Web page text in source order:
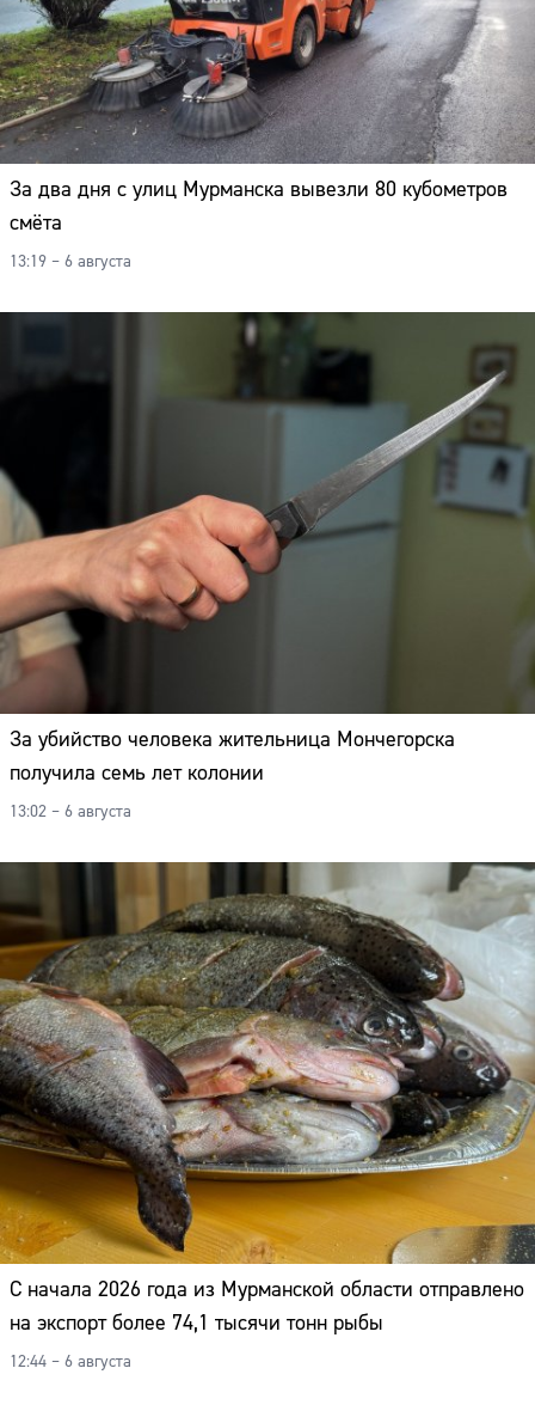
За два дня с улиц Мурманска вывезли 80 кубометров
смёта
13:19 – 6 августа
За убийство человека жительница Мончегорска
получила семь лет колонии
13:02 – 6 августа
С начала 2026 года из Мурманской области отправлено
на экспорт более 74,1 тысячи тонн рыбы
12:44 – 6 августа
Адрес:
Телефон: